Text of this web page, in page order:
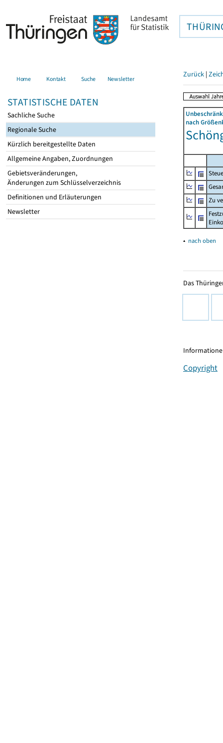
Home Kontakt Suche Newsletter
STATISTISCHE DATEN
Sachliche Suche
Regionale Suche
Kürzlich bereitgestellte Daten
Allgemeine Angaben, Zuordnungen
Gebietsveränderungen,
Änderungen zum Schlüsselverzeichnis
Definitionen und Erläuterungen
Newsletter
Zurück |
nach
Zu
▴ nach oben
Das
Copyright